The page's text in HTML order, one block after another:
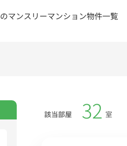
のマンスリーマンション物件一覧
該当部屋 32 室